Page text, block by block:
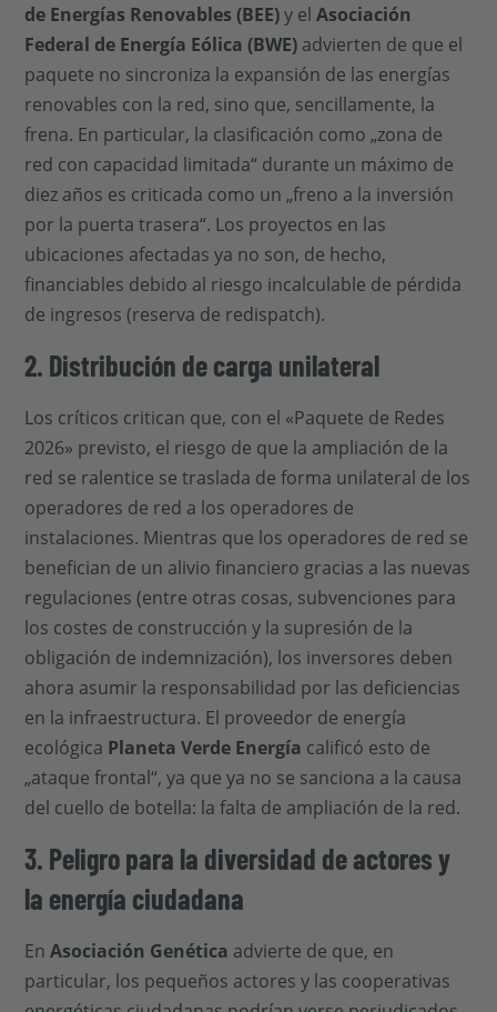
de Energías Renovables (BEE)y elAsociación
Federal de Energía Eólica (BWE) advierten de que el
paquete no sincroniza la expansión de las energías
renovables con la red, sino que, sencillamente, la
frena. En particular, la clasificación como „zona de
red con capacidad limitada“ durante un máximo de
diez años es criticada como un „freno a la inversión
por la puerta trasera“. Los proyectos en las
ubicaciones afectadas ya no son, de hecho,
financiables debido al riesgo incalculable de pérdida
de ingresos (reserva de redispatch).
2. Distribución de carga unilateral
Los críticos critican que, con el «Paquete de Redes
2026» previsto, el riesgo de que la ampliación de la
red se ralentice se traslada de forma unilateral de los
operadores de red a los operadores de
instalaciones. Mientras que los operadores de red se
benefician de un alivio financiero gracias a las nuevas
regulaciones (entre otras cosas, subvenciones para
los costes de construcción y la supresión de la
obligación de indemnización), los inversores deben
ahora asumir la responsabilidad por las deficiencias
en la infraestructura. El proveedor de energía
ecológica Planeta Verde Energía calificó esto de
„ataque frontal“, ya que ya no se sanciona a la causa
del cuello de botella: la falta de ampliación de la red.
3. Peligro para la diversidad de actores y
la energía ciudadana
EnAsociación Genética advierte de que, en
particular, los pequeños actores y las cooperativas